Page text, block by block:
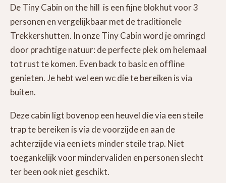
De Tiny Cabin on the hill is een fijne blokhut voor 3
personen en vergelijkbaar met de traditionele
Trekkershutten. In onze Tiny Cabin word je omringd
door prachtige natuur: de perfecte plek om helemaal
tot rust te komen. Even back to basic en offline
genieten. Je hebt wel een wc die te bereiken is via
buiten.
Deze cabin ligt bovenop een heuvel die via een steile
trap te bereiken is via de voorzijde en aan de
achterzijde via een iets minder steile trap. Niet
toegankelijk voor mindervaliden en personen slecht
ter been ook niet geschikt.